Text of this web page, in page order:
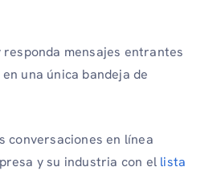
mensajes entrantes
una única bandeja de
conversaciones en línea
y su industria con el lista